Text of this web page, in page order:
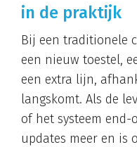
in de praktijk
Bij een traditionele
een nieuw toestel,
een extra lijn,
langskomt. Als de
of het systeem
updates meer en is